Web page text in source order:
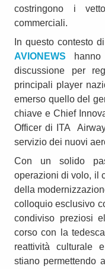
costringono i
commerciali.
In questo contesto
AVIONEWS
discussione per
principali player
emerso quello del
chiave e Chief
Officer di ITA
servizio dei nuovi
Con un solido
operazioni di volo, il
della
colloquio esclusivo
condiviso preziosi
corso con la
reattività culturale
stiano permettendo